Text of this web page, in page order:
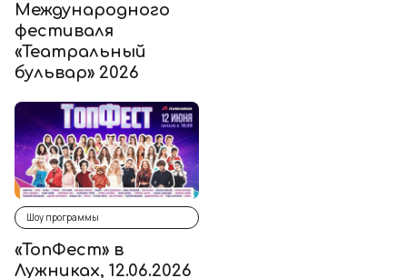
Международного
фестиваля
«Театральный
бульвар» 2026
Шоу программы
«ТопФест» в
Лужниках, 12.06.2026